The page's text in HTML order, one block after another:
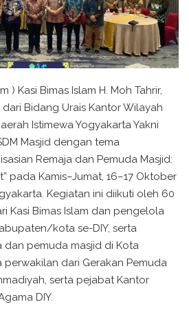
) Kasi Bimas Islam H. Moh Tahrir,
dari Bidang Urais Kantor Wilayah
Istimewa Yogyakarta Yakni
Masjid dengan tema
Remaja dan Pemuda Masjid:
pada Kamis–Jumat, 16–17 Oktober
Kegiatan ini diikuti oleh 60
Kasi Bimas Islam dan pengelola
kota se-DIY, serta
dan pemuda masjid di Kota
perwakilan dari Gerakan Pemuda
serta pejabat Kantor
DIY.